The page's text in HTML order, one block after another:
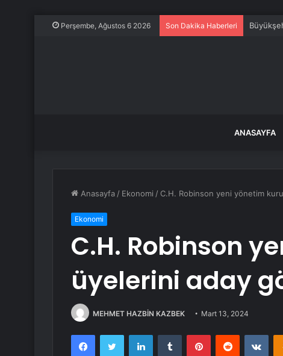
Perşembe, Ağustos 6 2026 Son Dakika Haberleri
ANASAYFA
Anasayfa / Ekonomi / C.H. Robinson yeni yönetim
Ekonomi
C.H. Robinson
üyelerini aday
MEHMET HAZBİN KAZBEK Mart 13, 2024
FacebookTwitter LinkedInTumblr PinterestReddit